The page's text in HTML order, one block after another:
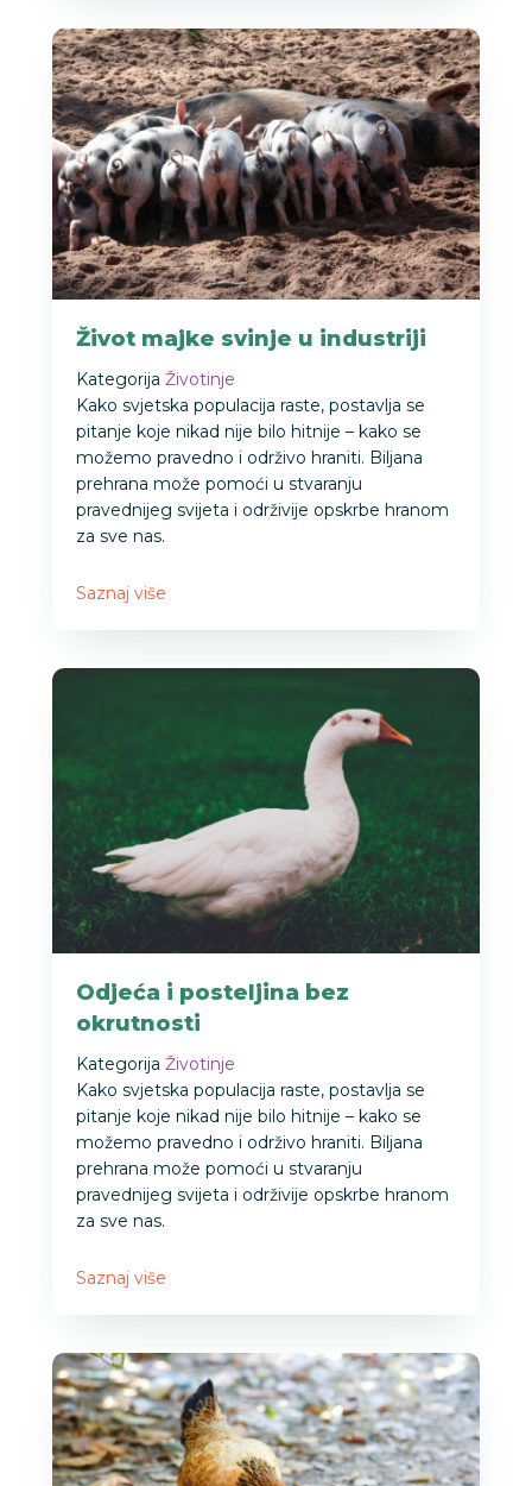
Život majke svinje u industriji
Kategorija Životinje
Kako svjetska populacija raste, postavlja se
pitanje koje nikad nije bilo hitnije – kako se
možemo pravedno i održivo hraniti. Biljana
prehrana može pomoći u stvaranju
pravednijeg svijeta i održivije opskrbe hranom
za sve nas.
Saznaj više
Odjeća i posteljina bez
okrutnosti
Kategorija Životinje
Kako svjetska populacija raste, postavlja se
pitanje koje nikad nije bilo hitnije – kako se
možemo pravedno i održivo hraniti. Biljana
prehrana može pomoći u stvaranju
pravednijeg svijeta i održivije opskrbe hranom
za sve nas.
Saznaj više